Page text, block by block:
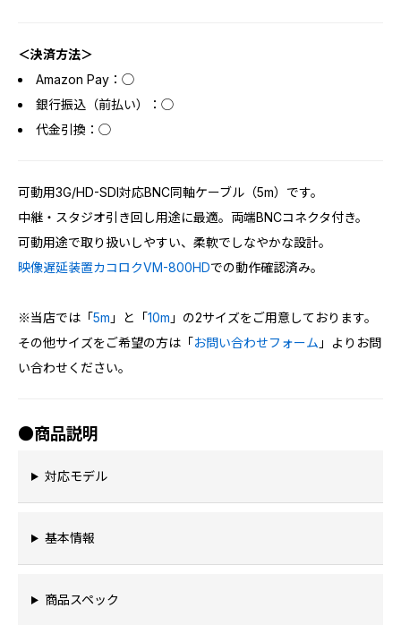
＜決済方法＞
Amazon Pay：◯
銀行振込（前払い）：◯
代金引換：◯
可動用3G/HD-SDI対応BNC同軸ケーブル（5m）です。
中継・スタジオ引き回し用途に最適。両端BNCコネクタ付き。
可動用途で取り扱いしやすい、柔軟でしなやかな設計。
映像遅延装置カコロクVM-800HDでの動作確認済み。
※当店では「5m 」と「10m 」の2サイズをご用意しております。
その他サイズをご希望の方は「お問い合わせフォーム 」よりお問
い合わせください。
●商品説明
対応モデル
基本情報
商品スペック